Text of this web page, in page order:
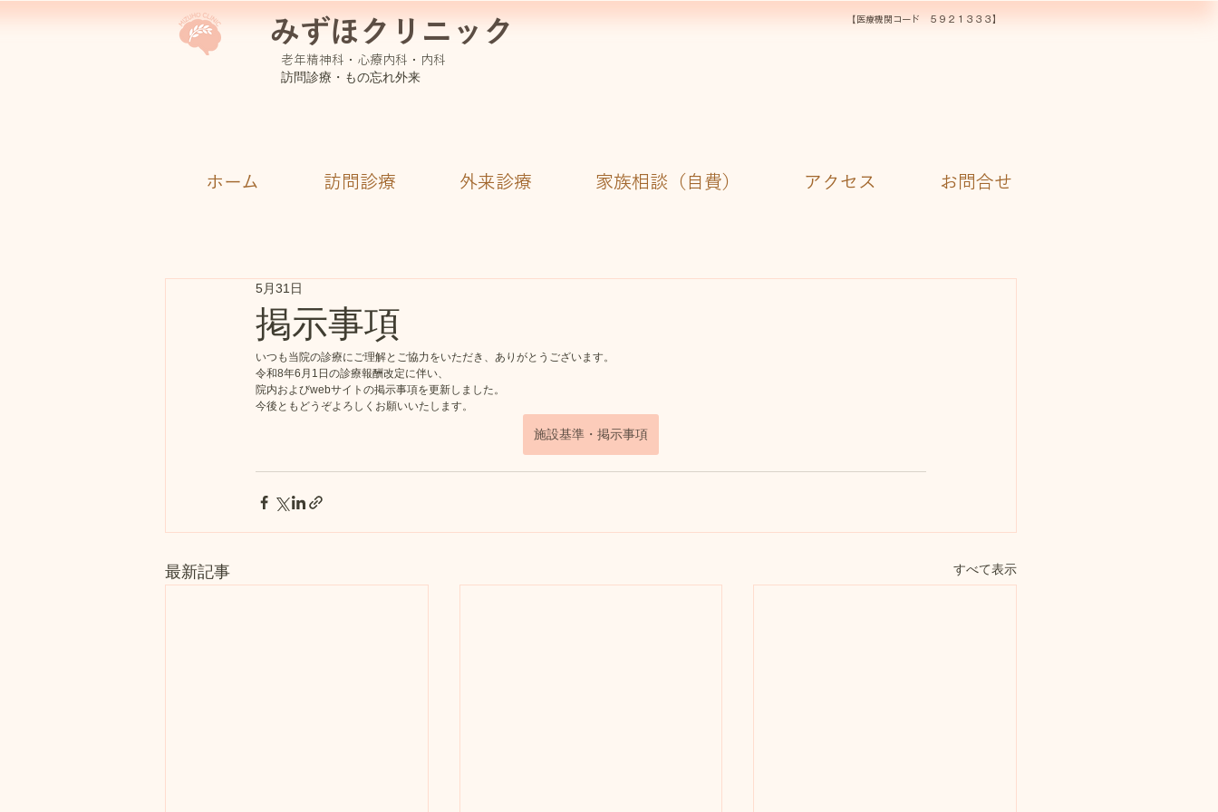
みずほクリニック
​老年精神科・心療内科・内科
訪問診療・もの忘れ外来
​【 医療機関コード ５９２１３３３】
ホーム 訪問診療 外来診療 家族相談（自費） アクセス お問合せ
掲示事項
5月31日
いつも当院の診療にご理解とご協力をいただき、ありがとうございます。
令和8年6月1日の診療報酬改定に伴い、
院内およびwebサイトの掲示事項を更新しました。
今後ともどうぞよろしくお願いいたします。
施設基準・掲示事項
最新記事 すべて表示